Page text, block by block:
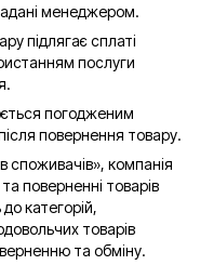
менеджером.
підлягає сплаті
послуги
погодженим
повернення товару.
споживачів», компанія
поверненні товарів
категорій,
товарів
та обміну.